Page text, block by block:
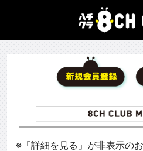
※「詳細を見る」が非表示の